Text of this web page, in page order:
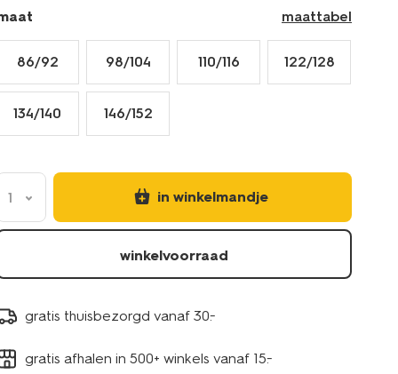
maattabel
86/92 98/104 110/116 122/128
134/140 146/152
1 in winkelmandje
winkelvoorraad
gratis thuisbezorgd vanaf 30.-
gratis afhalen in 500+ winkels vanaf 15.-